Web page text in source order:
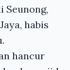
Seunong,
habis
hancur